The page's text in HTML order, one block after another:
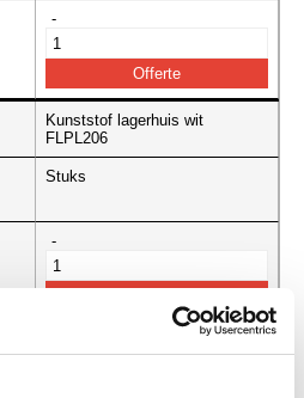
-
Kunststof lagerhuis wit
FLPL206
Stuks
-
FLPL207